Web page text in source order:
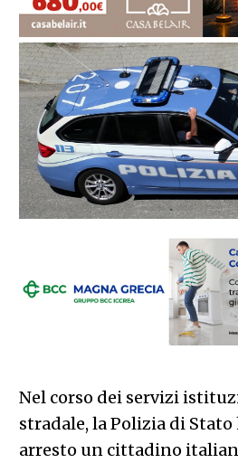
Nel corso dei servizi
stradale, la Polizia di
arresto un cittadino